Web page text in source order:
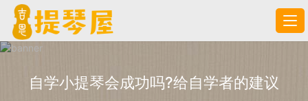
自学小提琴会成功吗?给自学者的建议